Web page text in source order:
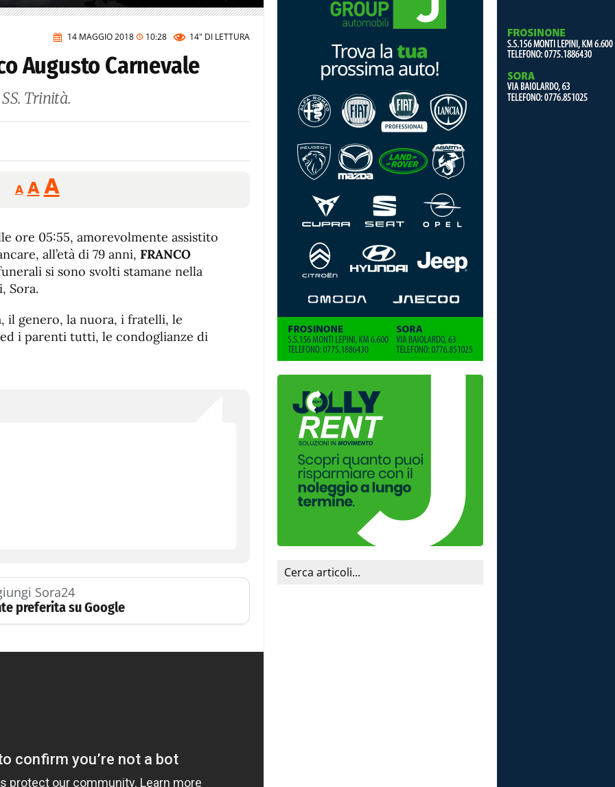
14 MAGGIO 2018 10:28 14" DI LETTURA
Augusto Carnevale
Trinità.
A
Reducir
tamaño
A Restablecer
tamaño
de
fuente
AAumentar
de
fuente.
ore 05:55, amorevolmente assistito
all’età di 79 anni, FRANCO
si sono svolti stamane nella
Sora.
il genero, la nuora, i fratelli, le
i parenti tutti, le condoglianze di
Sora24
preferita su Google